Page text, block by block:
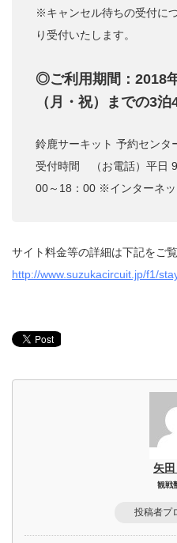
※キャンセル待ちの受付に
り受付いたします。
◎ご利用期間：2018
（月・祝）までの3泊
鈴鹿サーキット 予約センタ
受付時間 （お電話）平日
00～18：00 ※インターネ
サイト料金等の詳細は下記をご
http://www.suzukacircuit.jp/f1/
矢
観戦
投稿者プ